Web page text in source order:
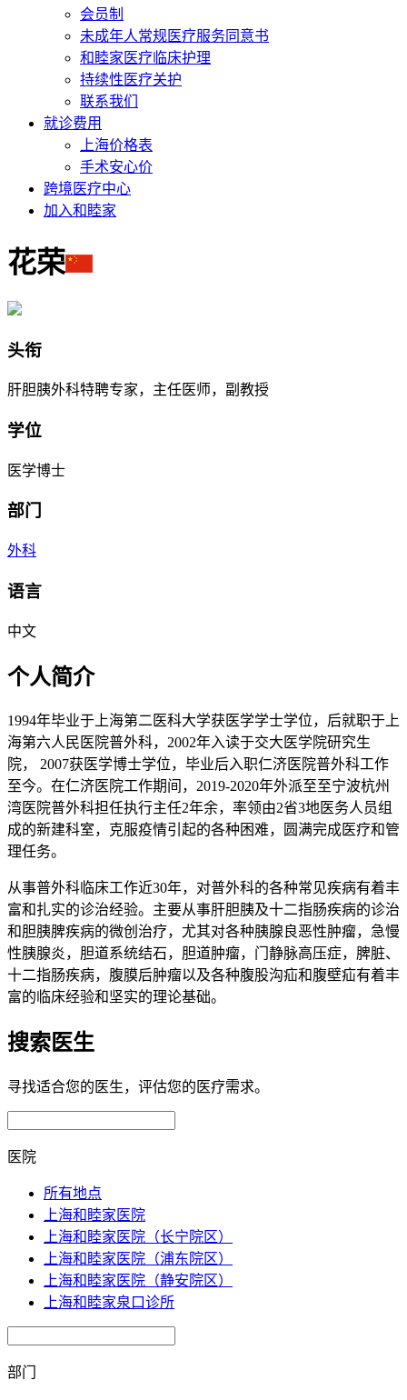
会员制
未成年人常规医疗服务同意书
和睦家医疗临床护理
持续性医疗关护
联系我们
就诊费用
上海价格表
手术安心价
跨境医疗中心
加入和睦家
花荣
头衔
肝胆胰外科特聘专家，主任医师，副教授
学位
医学博士
部门
外科
语言
中文
个人简介
1994年毕业于上海第二医科大学获医学学士学位，后就职于上
海第六人民医院普外科，2002年入读于交大医学院研究生
院， 2007获医学博士学位，毕业后入职仁济医院普外科工作
至今。在仁济医院工作期间，2019-2020年外派至至宁波杭州
湾医院普外科担任执行主任2年余，率领由2省3地医务人员组
成的新建科室，克服疫情引起的各种困难，圆满完成医疗和管
理任务。
从事普外科临床工作近30年，对普外科的各种常见疾病有着丰
富和扎实的诊治经验。主要从事肝胆胰及十二指肠疾病的诊治
和胆胰脾疾病的微创治疗，尤其对各种胰腺良恶性肿瘤，急慢
性胰腺炎，胆道系统结石，胆道肿瘤，门静脉高压症，脾脏、
十二指肠疾病，腹膜后肿瘤以及各种腹股沟疝和腹壁疝有着丰
富的临床经验和坚实的理论基础。
搜索医生
寻找适合您的医生，评估您的医疗需求。
医院
所有地点
上海和睦家医院
上海和睦家医院（长宁院区）
上海和睦家医院（浦东院区）
上海和睦家医院（静安院区）
上海和睦家泉口诊所
部门